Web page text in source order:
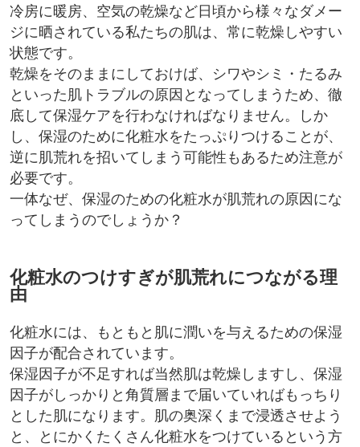
冷房に暖房、空気の乾燥など日頃から様々なダメー
ジに晒されている私たちの肌は、常に乾燥しやすい
状態です。
乾燥をそのままにしておけば、シワやシミ・たるみ
といった肌トラブルの原因となってしまうため、徹
底して保湿ケアを行わなければなりません。しか
し、保湿のために化粧水をたっぷりつけることが、
逆に肌荒れを招いてしまう可能性もあるため注意が
必要です。
一体なぜ、保湿のための化粧水が肌荒れの原因にな
ってしまうのでしょうか？
化粧水のつけすぎが肌荒れにつながる理
由
化粧水には、もともと肌に潤いを与えるための保湿
因子が配合されています。
保湿因子が不足すれば当然肌は乾燥しますし、保湿
因子がしっかりと角質層まで届いていればもっちり
とした肌になります。肌の奥深くまで浸透させよう
と、とにかくたくさん化粧水をつけているという方